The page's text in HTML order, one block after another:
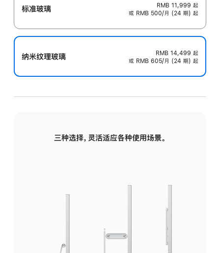
标准玻璃 RMB 11,999 起
或 RMB 500/月 (24 期) 起
纳米纹理玻璃 RMB 14,499 起
或 RMB 605/月 (24 期) 起
三种选择，灵活适应各种使用场景。